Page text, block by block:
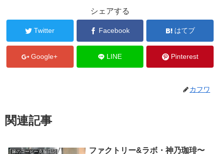
シェアする
Twitter Facebook はてブ
Google+ LINE Pinterest
カフワ
関連記事
嫁のコーヒー克服日記 ファクトリー&ラボ・神乃珈琲〜